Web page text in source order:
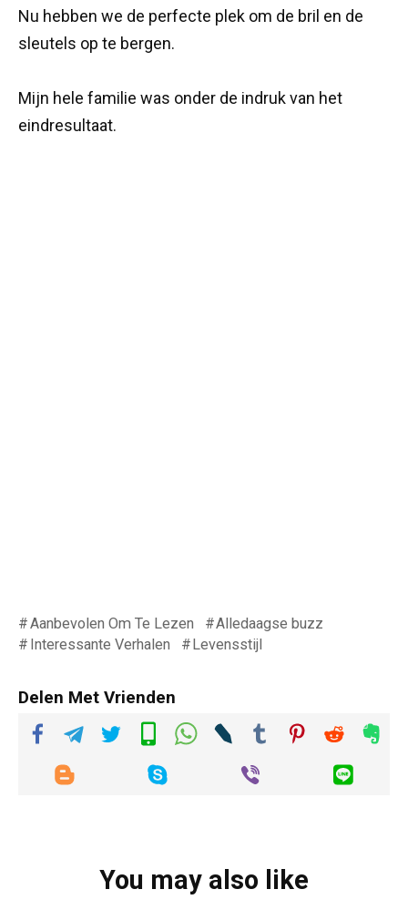
Nu hebben we de perfecte plek om de bril en de
sleutels op te bergen.
Mijn hele familie was onder de indruk van het
eindresultaat.
Aanbevolen Om Te Lezen
Alledaagse buzz
Interessante Verhalen
Levensstijl
Delen Met Vrienden
You may also like